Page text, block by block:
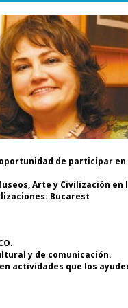
evento fue moderado por
Popescu, Presidente
de ENAFCAU,
Europa de la
de Asociaciones y
UNESCO (FMACU),
Club de la UNESCO
General de
Rumana
y Clubes de
el mensaje de apertura,
es más que
de arte: es un
herramienta de
y construcción de
destacó el
de participar en
Arte y Civilización en
Bucarest
y de comunicación.
actividades que los